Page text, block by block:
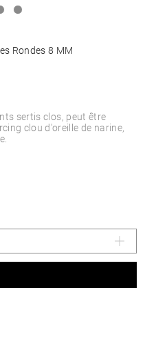
sertis clos, peut être
clou d'oreille de narine,
Rondes 8 MM